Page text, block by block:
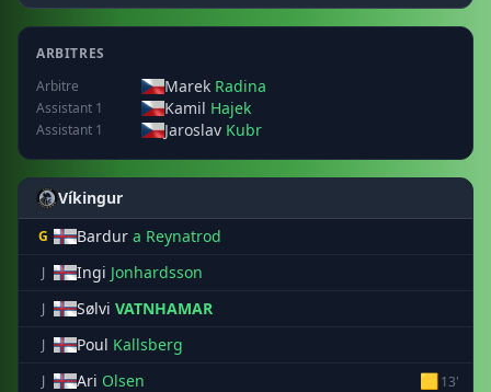
ARBITRES
Arbitre
Marek Radina
Assistant 1 Kamil Hajek
Assistant 1 Jaroslav Kubr
Víkingur
G Bardur a Reynatrod
J Ingi Jonhardsson
J Sølvi VATNHAMAR
J Poul Kallsberg
J Ari Olsen 🟨13'